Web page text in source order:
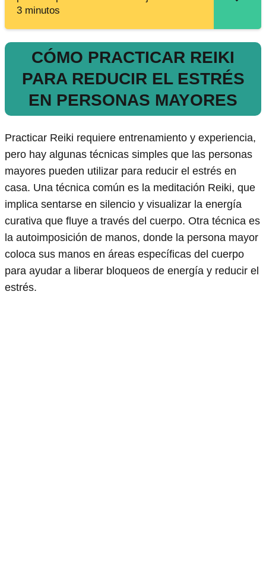
3 minutos
CÓMO PRACTICAR REIKI
PARA REDUCIR EL ESTRÉS
EN PERSONAS MAYORES
Practicar Reiki requiere entrenamiento y experiencia,
pero hay algunas técnicas simples que las personas
mayores pueden utilizar para reducir el estrés en
casa. Una técnica común es la meditación Reiki, que
implica sentarse en silencio y visualizar la energía
curativa que fluye a través del cuerpo. Otra técnica es
la autoimposición de manos, donde la persona mayor
coloca sus manos en áreas específicas del cuerpo
para ayudar a liberar bloqueos de energía y reducir el
estrés.